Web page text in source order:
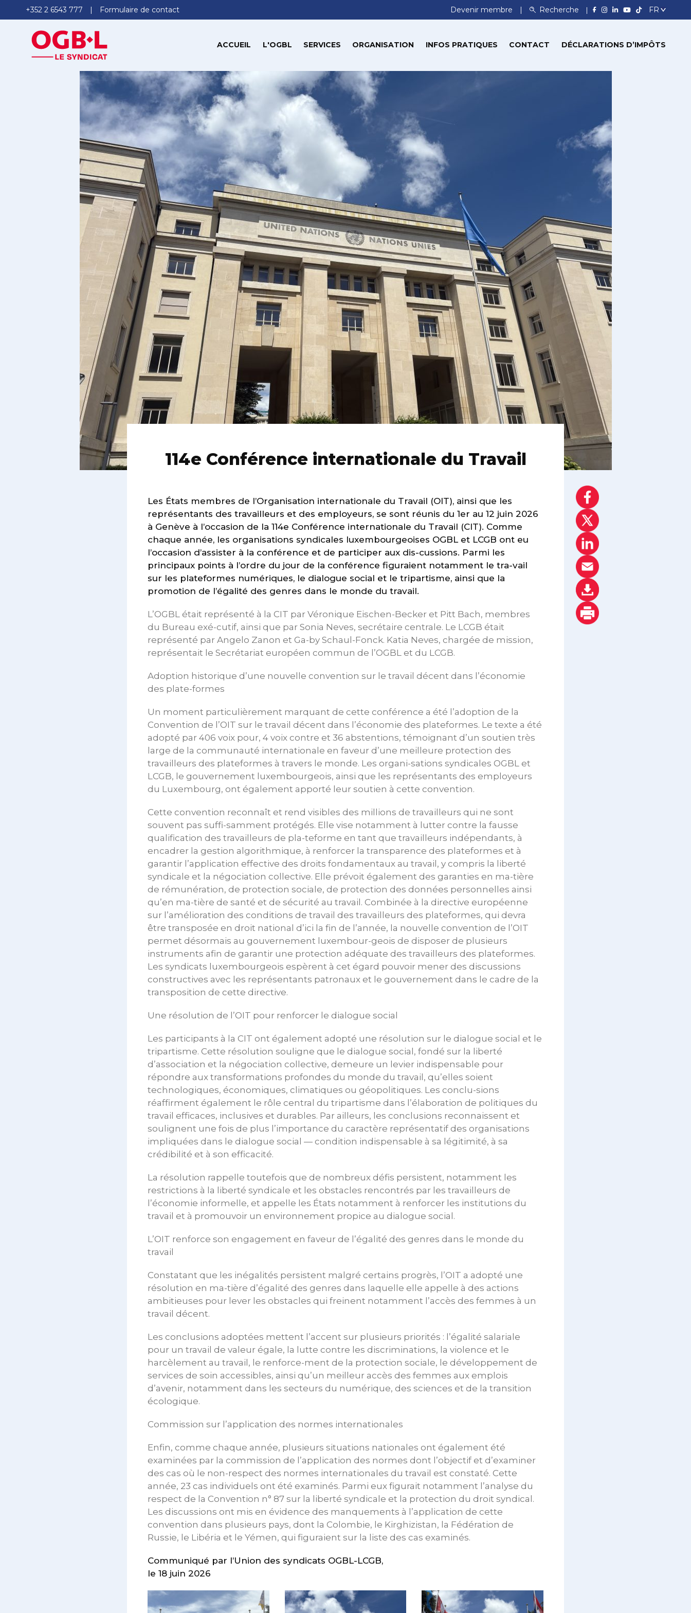
+352 2 6543 777 Formulaire de contact Devenir membre Recherche
ACCUEIL L'OGBL SERVICES ORGANISATION INFOS PRATIQUES CONTACT DÉCLARATIONS D’IMPÔTS
114e Conférence internationale du Travail
Les États membres de l’Organisation internationale du Travail (OIT), ainsi que les
représentants des travailleurs et des employeurs, se sont réunis du 1er au 12 juin 2026
à Genève à l’occasion de la 114e Conférence internationale du Travail (CIT). Comme
chaque année, les organisations syndicales luxembourgeoises OGBL et LCGB ont eu
l’occasion d’assister à la conférence et de participer aux dis-cussions. Parmi les
principaux points à l’ordre du jour de la conférence figuraient notamment le tra-vail
sur les plateformes numériques, le dialogue social et le tripartisme, ainsi que la
promotion de l’égalité des genres dans le monde du travail.
L’OGBL était représenté à la CIT par Véronique Eischen-Becker et Pitt Bach, membres
du Bureau exé-cutif, ainsi que par Sonia Neves, secrétaire centrale. Le LCGB était
représenté par Angelo Zanon et Ga-by Schaul-Fonck. Katia Neves, chargée de mission,
représentait le Secrétariat européen commun de l’OGBL et du LCGB.
Adoption historique d’une nouvelle convention sur le travail décent dans l’économie
des plate-formes
Un moment particulièrement marquant de cette conférence a été l’adoption de la
Convention de l’OIT sur le travail décent dans l’économie des plateformes. Le texte a été
adopté par 406 voix pour, 4 voix contre et 36 abstentions, témoignant d’un soutien très
large de la communauté internationale en faveur d’une meilleure protection des
travailleurs des plateformes à travers le monde. Les organi-sations syndicales OGBL et
LCGB, le gouvernement luxembourgeois, ainsi que les représentants des employeurs
du Luxembourg, ont également apporté leur soutien à cette convention.
Cette convention reconnaît et rend visibles des millions de travailleurs qui ne sont
souvent pas suffi-samment protégés. Elle vise notamment à lutter contre la fausse
qualification des travailleurs de pla-teforme en tant que travailleurs indépendants, à
encadrer la gestion algorithmique, à renforcer la transparence des plateformes et à
garantir l’application effective des droits fondamentaux au travail, y compris la liberté
syndicale et la négociation collective. Elle prévoit également des garanties en ma-tière
de rémunération, de protection sociale, de protection des données personnelles ainsi
qu’en ma-tière de santé et de sécurité au travail. Combinée à la directive européenne
sur l’amélioration des conditions de travail des travailleurs des plateformes, qui devra
être transposée en droit national d’ici la fin de l’année, la nouvelle convention de l’OIT
permet désormais au gouvernement luxembour-geois de disposer de plusieurs
instruments afin de garantir une protection adéquate des travailleurs des plateformes.
Les syndicats luxembourgeois espèrent à cet égard pouvoir mener des discussions
constructives avec les représentants patronaux et le gouvernement dans le cadre de la
transposition de cette directive.
Une résolution de l’OIT pour renforcer le dialogue social
Les participants à la CIT ont également adopté une résolution sur le dialogue social et le
tripartisme. Cette résolution souligne que le dialogue social, fondé sur la liberté
d’association et la négociation collective, demeure un levier indispensable pour
répondre aux transformations profondes du monde du travail, qu’elles soient
technologiques, économiques, climatiques ou géopolitiques. Les conclu-sions
réaffirment également le rôle central du tripartisme dans l’élaboration de politiques du
travail efficaces, inclusives et durables. Par ailleurs, les conclusions reconnaissent et
soulignent une fois de plus l’importance du caractère représentatif des organisations
impliquées dans le dialogue social — condition indispensable à sa légitimité, à sa
crédibilité et à son efficacité.
La résolution rappelle toutefois que de nombreux défis persistent, notamment les
restrictions à la liberté syndicale et les obstacles rencontrés par les travailleurs de
l’économie informelle, et appelle les États notamment à renforcer les institutions du
travail et à promouvoir un environnement propice au dialogue social.
L’OIT renforce son engagement en faveur de l’égalité des genres dans le monde du
travail
Constatant que les inégalités persistent malgré certains progrès, l’OIT a adopté une
résolution en ma-tière d’égalité des genres dans laquelle elle appelle à des actions
ambitieuses pour lever les obstacles qui freinent notamment l’accès des femmes à un
travail décent.
Les conclusions adoptées mettent l’accent sur plusieurs priorités : l’égalité salariale
pour un travail de valeur égale, la lutte contre les discriminations, la violence et le
harcèlement au travail, le renforce-ment de la protection sociale, le développement de
services de soin accessibles, ainsi qu’un meilleur accès des femmes aux emplois
d’avenir, notamment dans les secteurs du numérique, des sciences et de la transition
écologique.
Commission sur l’application des normes internationales
Enfin, comme chaque année, plusieurs situations nationales ont également été
examinées par la commission de l’application des normes dont l’objectif et d’examiner
des cas où le non-respect des normes internationales du travail est constaté. Cette
année, 23 cas individuels ont été examinés. Parmi eux figurait notamment l’analyse du
respect de la Convention n° 87 sur la liberté syndicale et la protection du droit syndical.
Les discussions ont mis en évidence des manquements à l’application de cette
convention dans plusieurs pays, dont la Colombie, le Kirghizistan, la Fédération de
Russie, le Libéria et le Yémen, qui figuraient sur la liste des cas examinés.
Communiqué par l’Union des syndicats OGBL-LCGB,
le 18 juin 2026